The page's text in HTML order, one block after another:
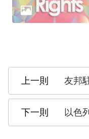
站
友邦駐日內
以色列國會